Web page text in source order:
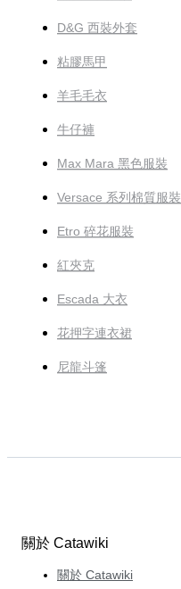
D&G 西裝外套
粘膠馬甲
羊毛毛衣
牛仔褲
Max Mara 黑色服裝
Versace 系列棉質服裝
Etro 碎花服裝
紅夾克
Escada 大衣
花押字連衣裙
尼龍斗篷
關於 Catawiki
關於 Catawiki